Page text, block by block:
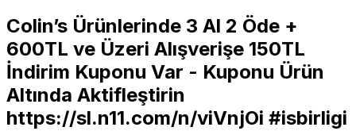
Colin’s Ürünlerinde 3 Al 2 Öde +
600TL ve Üzeri Alışverişe 150TL
İndirim Kuponu Var - Kuponu Ürün
Altında Aktifleştirin
https://sl.n11.com/n/viVnjOi #isbirligi